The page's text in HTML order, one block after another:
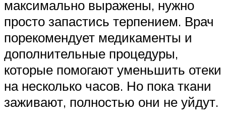
максимально выражены, нужно
просто запастись терпением. Врач
порекомендует медикаменты и
дополнительные процедуры,
которые помогают уменьшить отеки
на несколько часов. Но пока ткани
заживают, полностью они не уйдут.